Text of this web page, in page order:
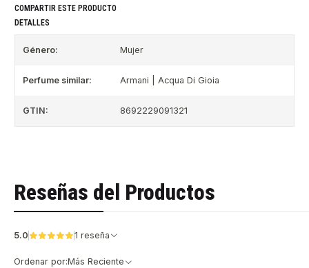
COMPARTIR ESTE PRODUCTO
DETALLES
Género: Mujer
Perfume similar: Armani | Acqua Di Gioia
GTIN: 8692229091321
Reseñas del Productos
5.0 1 reseña
Ordenar por:Más Reciente